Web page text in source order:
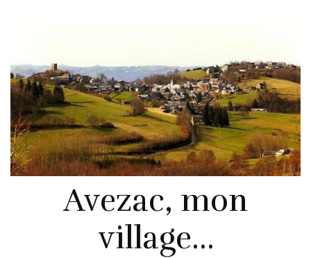
Avezac, mon
village…